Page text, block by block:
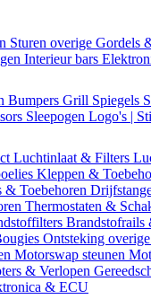
Sturen overige Gordels
Interieur bars
Bumpers Grill Spiegels
Sleepogen Logo's |
Luchtinlaat & Filters
Kleppen &
& Toebehoren
Thermostaten &
Brandstofrails
Ontsteking overige
Motorswap steunen
& Verlopen
& ECU